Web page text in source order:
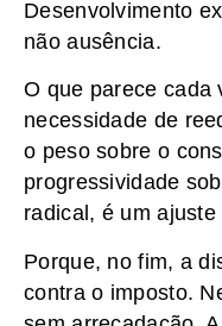
Desenvolvimento
não ausência.
O que parece cada
necessidade de
o peso sobre o
progressividade
radical, é um ajuste
Porque, no fim, a
contra o imposto.